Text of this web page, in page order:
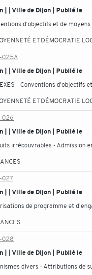
| | Ville de Dijon | Publié le
d'objectifs et de
ET DÉMOCRATIE
025A
| | Ville de Dijon | Publié le
- Conventions d'objectifs
ET DÉMOCRATIE
026
| | Ville de Dijon | Publié le
irrécouvrables - Admission
027
| | Ville de Dijon | Publié le
de programme et
028
| | Ville de Dijon | Publié le
divers - Attributions de